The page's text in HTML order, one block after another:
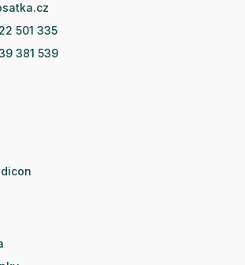
501 335
381 539